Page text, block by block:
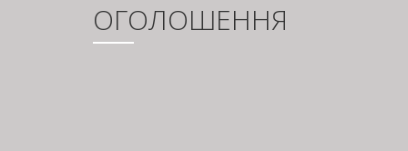
ОГОЛОШЕННЯ